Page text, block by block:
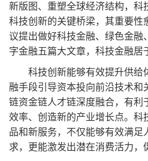
新版图、重塑全球经济结构，科
科技创新的关键桥梁，其重要性
议提出做好科技金融、绿色金融
字金融五篇大文章，科技金融居
科技创新能够有效提升供给
融手段引导资本投向前沿技术和
链资金链人才链深度融合，有利
效率、创造新的产业增长点。科
品和新服务，不仅能够有效满足
求，更能激发出潜在消费活力，